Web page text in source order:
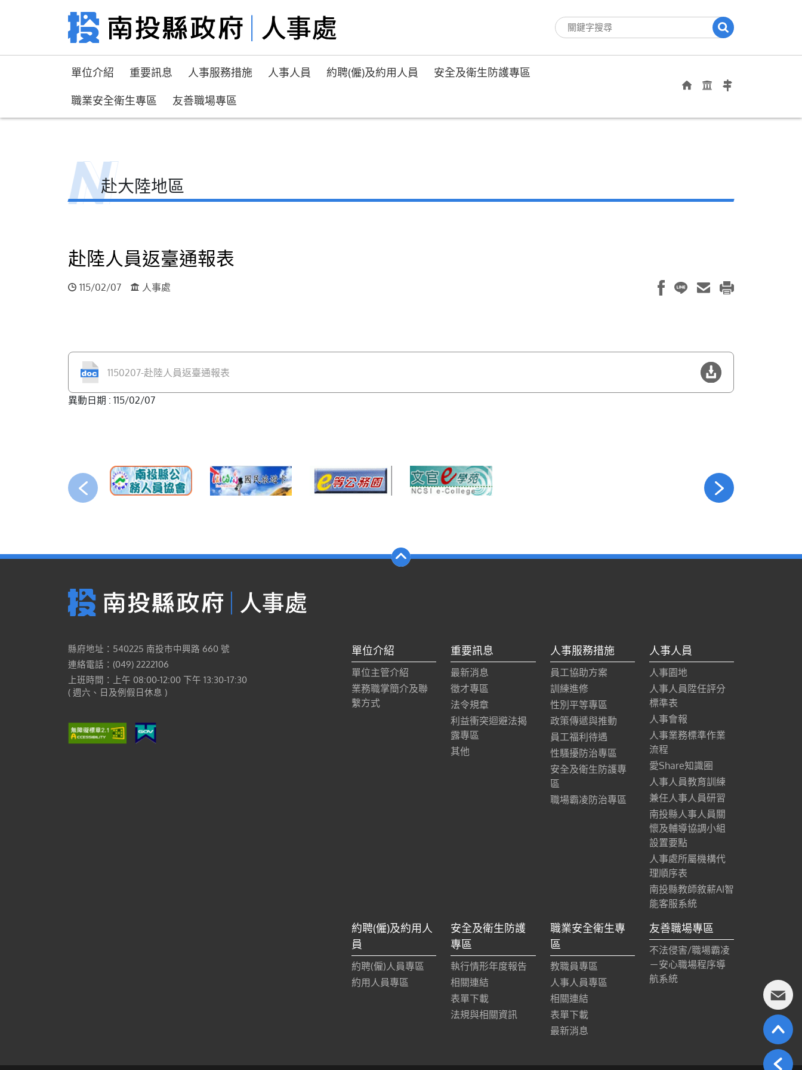
單位介紹 重要訊息 人事服務措施 人事人員 約聘(僱)及約用人員 安全及衛生防護專區
職業安全衛生專區 友善職場專區
首頁 人事服務措施 政策傳遞與推動
赴大陸地區
赴陸人員返臺通報表
115/02/07 人事處
1150207-赴陸人員返臺通報表
異動日期 : 115/02/07
縣府地址：540225 南投市中興路 660 號
連絡電話：(049) 2222106
上班時間：上午 08:00-12:00 下午 13:30-17:30
( 週六、日及例假日休息 )
單位介紹
單位主管介紹
業務職掌簡介及聯
繫方式
重要訊息
最新消息
徵才專區
法令規章
利益衝突迴避法揭
露專區
其他
人事服務措施
員工協助方案
訓練進修
性別平等專區
政策傳遞與推動
員工福利待遇
性騷擾防治專區
安全及衛生防護專
區
職場霸凌防治專區
人事人員
人事園地
人事人員陞任評分
標準表
人事會報
人事業務標準作業
流程
愛Share知識圈
人事人員教育訓練
兼任人事人員研習
南投縣人事人員關
懷及輔導協調小組
設置要點
人事處所屬機構代
理順序表
南投縣教師敘薪AI智
能客服系統
約聘(僱)及約用人
員
約聘(僱)人員專區
約用人員專區
安全及衛生防護
專區
執行情形年度報告
相關連結
表單下載
法規與相關資訊
職業安全衛生專
區
教職員專區
人事人員專區
相關連結
表單下載
最新消息
友善職場專區
不法侵害/職場霸凌
－安心職場程序導
航系統